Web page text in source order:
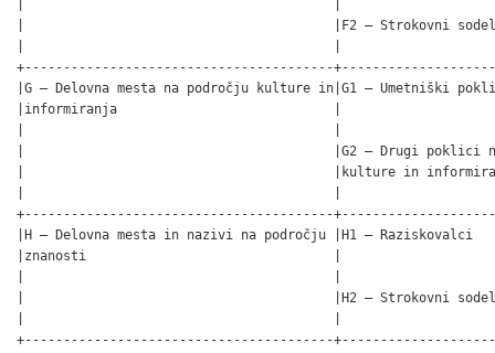
|                                        |F2 – Strokovni
+----------------------------------------
|G – Delovna mesta na področju kulture in|G1 –
|informiranja                            |
|                                        |G2 – Drugi poklici
|                                        |kulture in
+----------------------------------------
|H – Delovna mesta in nazivi na področju |H1 –
|znanosti                                |
|                                        |H2 – Strokovni
+----------------------------------------